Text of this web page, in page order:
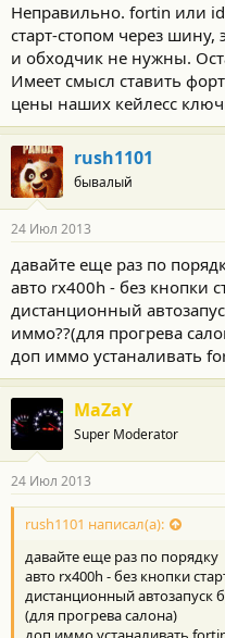
Неправильно. fortin или
старт-стопом через
и обходчик не нужны.
Имеет смысл ставить
цены наших кейлесс
rush1101
бывалый
24 Июл 2013
давайте еще раз по
авто rx400h - без кнопки
дистанционный
иммо??(для прогрева
доп иммо устаналивать
MaZaY
Super Moderator
24 Июл 2013
rush1101 написал(а):
давайте еще раз по порядку
авто rx400h - без кнопки
дистанционный автозапуск
(для прогрева салона)